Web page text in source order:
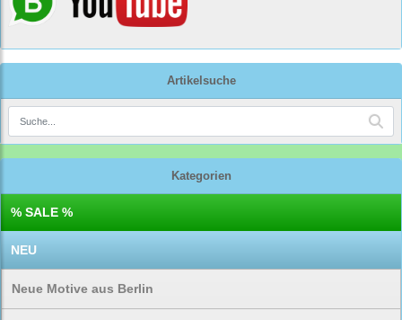
Artikelsuche
Kategorien
% SALE %
NEU
Neue Motive aus Berlin